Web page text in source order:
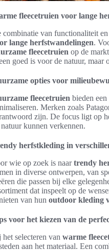
fleecetruien voor lange
combinatie van functionaliteit
lange herfstwandelingen.
fleecetruien op de
goed is voor de natuur, maar
opties voor
fleecetruien bieden
Merken zoals
zijn. De focus ligt op
kunnen verkennen.
herfstkleding in
wie op zoek is naartrendy
in diverse ontwerpen, van
die passen bij elke
dat inspeelt op de
van hun outdoor kleding
voor het kiezen van de
selecteren van warme
aan het materiaal. Een